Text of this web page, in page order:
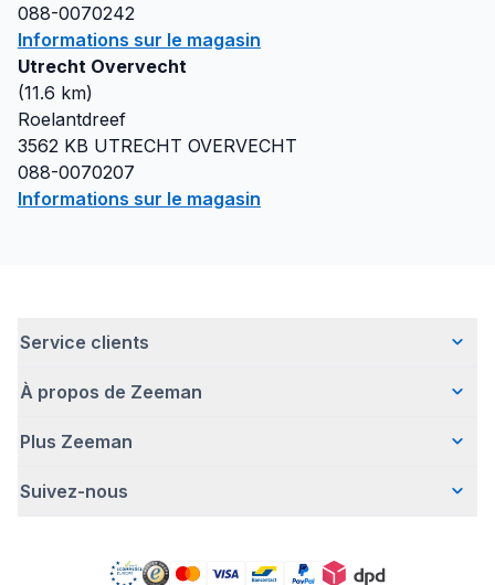
088-0070242
Informations sur le magasin
Utrecht Overvecht
(11.6 km)
Roelantdreef
3562 KB UTRECHT OVERVECHT
088-0070207
Informations sur le magasin
Service clients
Questions fréquentes
Livraison
Retour d'articles
À propos de Zeeman
Qui sommes-nous ?
Une entreprise responsable
Rapport annuel RSE
Plus Zeeman
Avertissement de sécurité
Nos campagnes
Suivez-nous